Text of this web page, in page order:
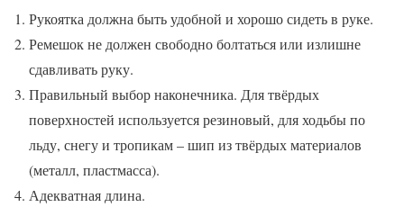
Рукоятка должна быть удобной и хорошо сидеть в руке.
Ремешок не должен свободно болтаться или излишне
сдавливать руку.
Правильный выбор наконечника. Для твёрдых
поверхностей используется резиновый, для ходьбы по
льду, снегу и тропикам – шип из твёрдых материалов
(металл, пластмасса).
Адекватная длина.